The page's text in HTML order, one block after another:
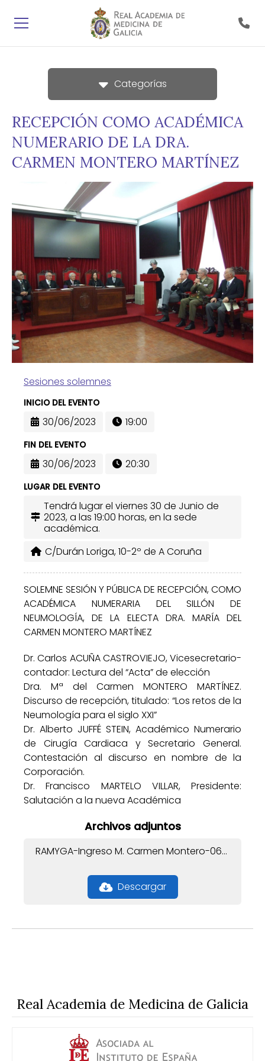
Categorías
RECEPCIÓN COMO ACADÉMICA
NUMERARIO DE LA DRA.
CARMEN MONTERO MARTÍNEZ
Sesiones solemnes
INICIO DEL EVENTO
30/06/2023 19:00
FIN DEL EVENTO
30/06/2023 20:30
LUGAR DEL EVENTO
Tendrá lugar el viernes 30 de Junio de
2023, a las 19:00 horas, en la sede
académica.
C/Durán Loriga, 10-2º de A Coruña
SOLEMNE SESIÓN Y PÚBLICA DE RECEPCIÓN, COMO
ACADÉMICA NUMERARIA DEL SILLÓN DE
NEUMOLOGÍA, DE LA ELECTA DRA. MARÍA DEL
CARMEN MONTERO MARTÍNEZ
Dr. Carlos ACUÑA CASTROVIEJO, Vicesecretario-
contador: Lectura del “Acta” de elección
Dra. Mª del Carmen MONTERO MARTÍNEZ.
Discurso de recepción, titulado: “Los retos de la
Neumología para el siglo XXI”
Dr. Alberto JUFFÉ STEIN, Académico Numerario
de Cirugía Cardiaca y Secretario General.
Contestación al discurso en nombre de la
Corporación.
Dr. Francisco MARTELO VILLAR, Presidente:
Salutación a la nueva Académica
Archivos adjuntos
RAMYGA-Ingreso M. Carmen Montero-06-23.pdf
Descargar
Real Academia de Medicina de Galicia